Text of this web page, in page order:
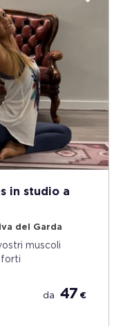
in studio a
del Garda
muscoli
forti
da 47 €